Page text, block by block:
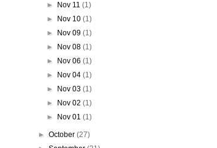
►
Nov 11(1)
►
Nov 10(1)
►
Nov 09(1)
►
Nov 08(1)
►
Nov 06(1)
►
Nov 04(1)
►
Nov 03(1)
►
Nov 02(1)
►
Nov 01(1)
► October (27)